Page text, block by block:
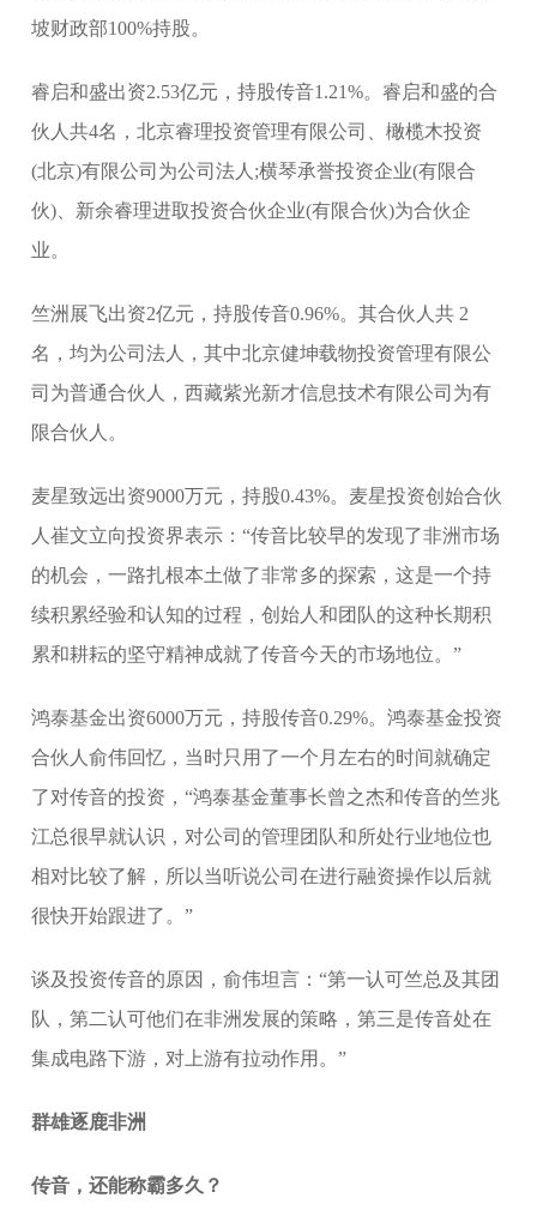
坡财政部100%持股。
睿启和盛出资2.53亿元，持股传音1.21%。睿启和盛的合
伙人共4名，北京睿理投资管理有限公司、橄榄木投资
(北京)有限公司为公司法人;横琴承誉投资企业(有限合
伙)、新余睿理进取投资合伙企业(有限合伙)为合伙企
业。
竺洲展飞出资2亿元，持股传音0.96%。其合伙人共 2
名，均为公司法人，其中北京健坤载物投资管理有限公
司为普通合伙人，西藏紫光新才信息技术有限公司为有
限合伙人。
麦星致远出资9000万元，持股0.43%。麦星投资创始合伙
人崔文立向投资界表示：“传音比较早的发现了非洲市场
的机会，一路扎根本土做了非常多的探索，这是一个持
续积累经验和认知的过程，创始人和团队的这种长期积
累和耕耘的坚守精神成就了传音今天的市场地位。”
鸿泰基金出资6000万元，持股传音0.29%。鸿泰基金投资
合伙人俞伟回忆，当时只用了一个月左右的时间就确定
了对传音的投资，“鸿泰基金董事长曾之杰和传音的竺兆
江总很早就认识，对公司的管理团队和所处行业地位也
相对比较了解，所以当听说公司在进行融资操作以后就
很快开始跟进了。”
谈及投资传音的原因，俞伟坦言：“第一认可竺总及其团
队，第二认可他们在非洲发展的策略，第三是传音处在
集成电路下游，对上游有拉动作用。”
群雄逐鹿非洲
传音，还能称霸多久？